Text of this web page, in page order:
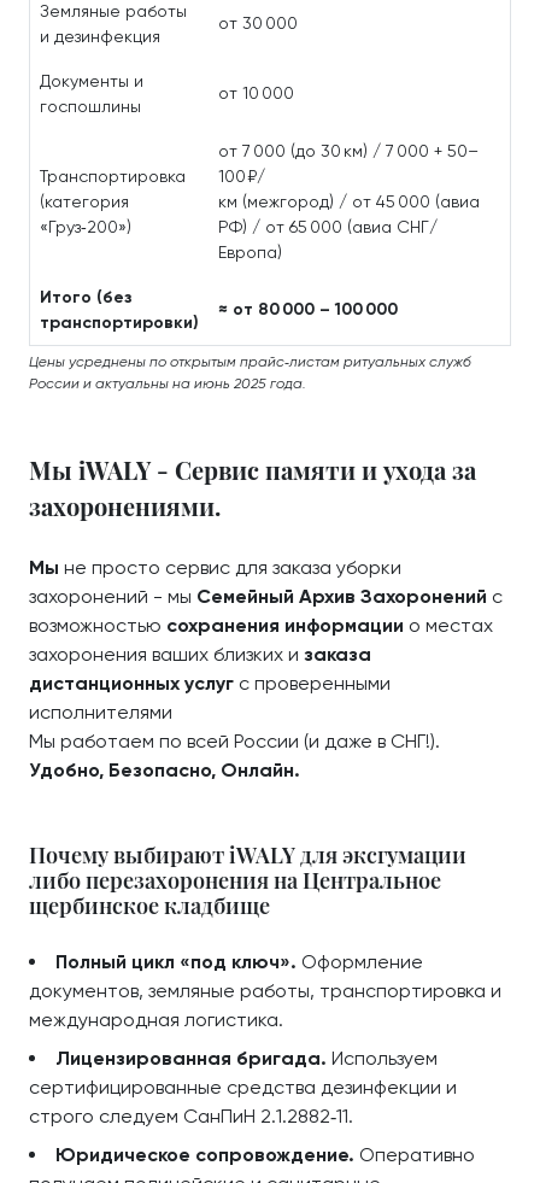
Земляные работы
и дезинфекция
от 30 000
Документы и
госпошлины
от 10 000
Транспортировка
(категория
«Груз‑200»)
от 7 000 (до 30 км) / 7 000 + 50–
100 ₽/
км (межгород) / от 45 000 (авиа
РФ) / от 65 000 (авиа СНГ/
Европа)
Итого (без
транспортировки)
≈ от 80 000 – 100 000
Цены усреднены по открытым прайс‑листам ритуальных служб
России и актуальны на июнь 2025 года.
Мы iWALY - Сервис памяти и ухода за
захоронениями.
Мы не просто сервис для заказа уборки
захоронений - мы Семейный Архив Захоронений с
возможностью сохранения информации о местах
захоронения ваших близких и заказа
дистанционных услуг с проверенными
исполнителями
Мы работаем по всей России (и даже в СНГ!).
Удобно, Безопасно, Онлайн.
Почему выбирают iWALY для эксгумации
либо перезахоронения на Центральное
щербинское кладбище
Полный цикл «под ключ». Оформление
документов, земляные работы, транспортировка и
международная логистика.
Лицензированная бригада. Используем
сертифицированные средства дезинфекции и
строго следуем СанПиН 2.1.2882‑11.
Юридическое сопровождение. Оперативно